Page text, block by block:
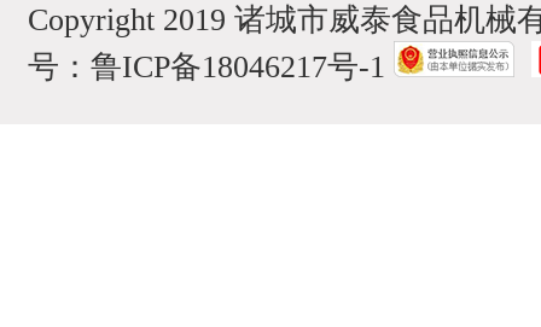
Copyright 2019 诸城市威泰食品机
号： 鲁ICP备18046217号-1